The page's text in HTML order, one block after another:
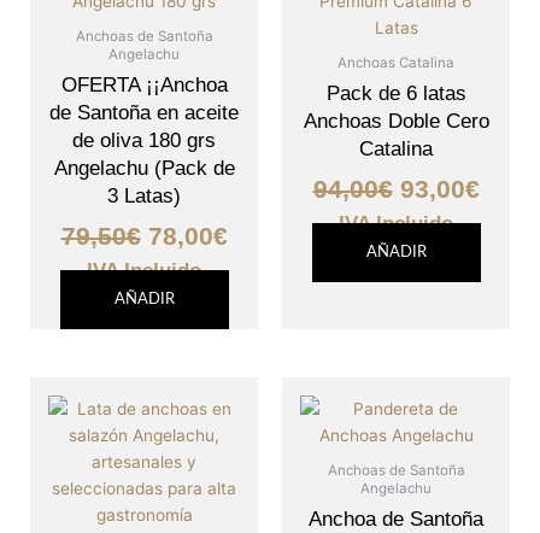
Anchoas de Santoña
Angelachu
OFERTA ¡¡Anchoa
de Santoña en aceite
de oliva 180 grs
Angelachu (Pack de
3 Latas)
79,50€
era:
79,50€.
78,00€
IVA Incluido
AÑADIR
Anchoas Catalina
Pack de 6 latas
Anchoas Doble Cero
Catalina
94,00€
era:
94,00€.
93,00€
IVA Incluido
AÑADIR
Anchoas de Santoña
Angelachu
Anchoa de Santoña